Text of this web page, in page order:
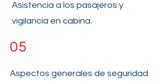
Asistencia a los pasajeros y
vigilancia en cabina.
05
Aspectos generales de seguridad